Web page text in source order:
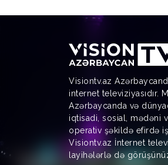
Visiontv.az
internet televiziyasıdır.
Azərbaycanda və
iqtisadi, sosial, mədəni
operativ şəkildə efirdə
Visiontv.az İnternet
layihələrlə də